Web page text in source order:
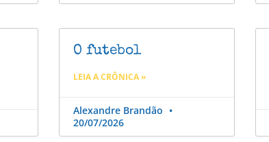
O futebol
LEIA A CRÔNICA »
Alexandre Brandão
20/07/2026